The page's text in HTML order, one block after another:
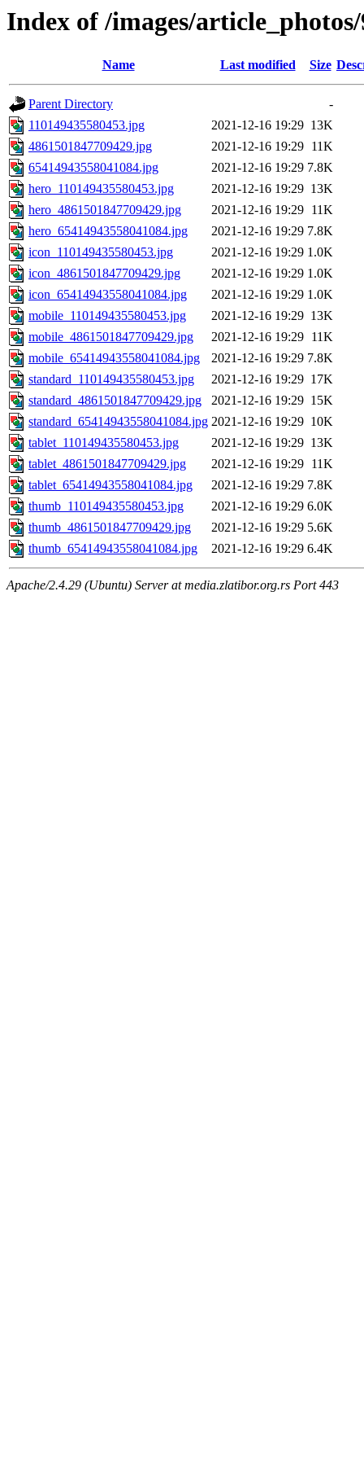
Index of /images/
Name Last modified Size
Parent Directory
-
110149435580453.jpg
2021-12-16 19:29 13K
4861501847709429.jpg
2021-12-16 19:29 11K
65414943558041084.jpg
2021-12-16 19:29 7.8K
hero_110149435580453.jpg
2021-12-16 19:29 13K
hero_4861501847709429.jpg
2021-12-16 19:29 11K
hero_65414943558041084.jpg
2021-12-16 19:29 7.8K
icon_110149435580453.jpg
2021-12-16 19:29 1.0K
icon_4861501847709429.jpg
2021-12-16 19:29 1.0K
icon_65414943558041084.jpg
2021-12-16 19:29 1.0K
mobile_110149435580453.jpg
2021-12-16 19:29 13K
mobile_4861501847709429.jpg
2021-12-16 19:29 11K
mobile_65414943558041084.jpg
2021-12-16 19:29 7.8K
standard_110149435580453.jpg
2021-12-16 19:29 17K
standard_4861501847709429.jpg
2021-12-16 19:29 15K
standard_65414943558041084.jpg 2021-12-16 19:29 10K
tablet_110149435580453.jpg
2021-12-16 19:29 13K
tablet_4861501847709429.jpg
2021-12-16 19:29 11K
tablet_65414943558041084.jpg
2021-12-16 19:29 7.8K
thumb_110149435580453.jpg
2021-12-16 19:29 6.0K
thumb_4861501847709429.jpg
2021-12-16 19:29 5.6K
thumb_65414943558041084.jpg
2021-12-16 19:29 6.4K
Apache/2.4.29 (Ubuntu) Server at media.zlatibor.org.rs Port 443